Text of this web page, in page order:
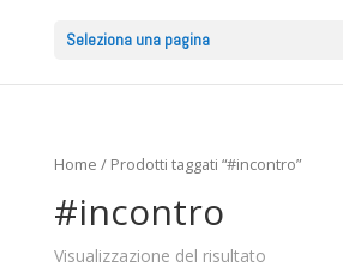
Seleziona una pagina
Home / Prodotti taggati “#incontro”
#incontro
Visualizzazione del risultato